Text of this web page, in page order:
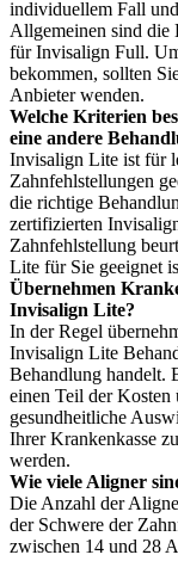
individuellem Fall
Allgemeinen sind die
für Invisalign Full.
bekommen, sollten
Anbieter wenden.
Welche Kriterien
eine andere
Invisalign Lite ist für
Zahnfehlstellungen
die richtige
zertifizierten
Zahnfehlstellung
Lite für Sie geeignet
Übernehmen
Invisalign Lite?
In der Regel
Invisalign Lite
Behandlung handelt.
einen Teil der
gesundheitliche
Ihrer Krankenkasse
werden.
Wie viele Aligner
Die Anzahl der
der Schwere der
zwischen 14 und 28